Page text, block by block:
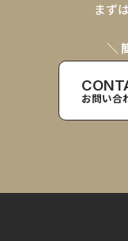
まず
＼
お問い合